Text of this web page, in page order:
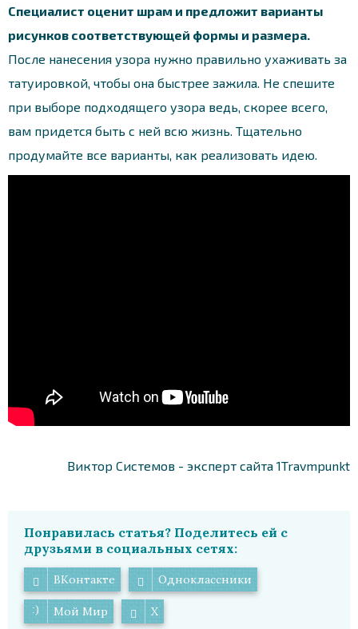
Специалист оценит шрам и предложит варианты
рисунков соответствующей формы и размера.
После нанесения узора нужно правильно ухаживать за
татуировкой, чтобы она быстрее зажила. Не спешите
при выборе подходящего узора ведь, скорее всего,
вам придется быть с ней всю жизнь. Тщательно
продумайте все варианты, как реализовать идею.
Виктор Системов - эксперт сайта 1Travmpunkt
Понравилась статья? Поделитесь ей с
друзьями в социальных сетях:
ВКонтакте Одноклассники
Мой Мир X